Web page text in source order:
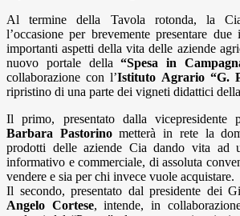
Al termine della Tavola rotonda, la
l’occasione per brevemente presentare
importanti aspetti della vita delle aziende
nuovo portale della“Spesa in
collaborazione con l’Istituto Agrario “G.
ripristino di una parte dei vigneti didattici
Il primo, presentato dalla vicepresidente
Barbara Pastorinometterà in rete la
prodotti delle aziende Cia dando vita ad
informativo e commerciale, di assoluta
vendere e sia per chi invece vuole acquistare.
Il secondo, presentato dal presidente dei
Angelo Cortese, intende, in